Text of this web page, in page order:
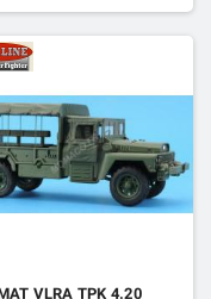
VLRA TPK 4.20